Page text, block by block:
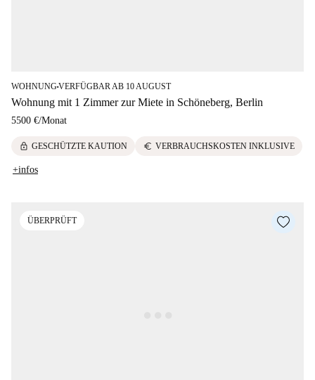
WOHNUNG■VERFÜGBAR AB 10 AUGUST
Wohnung mit 1 Zimmer zur Miete in Schöneberg, Berlin
5500 €/Monat
lock GESCHÜTZTE KAUTION euro VERBRAUCHSKOSTEN INKLUSIVE
+infos
ÜBERPRÜFT